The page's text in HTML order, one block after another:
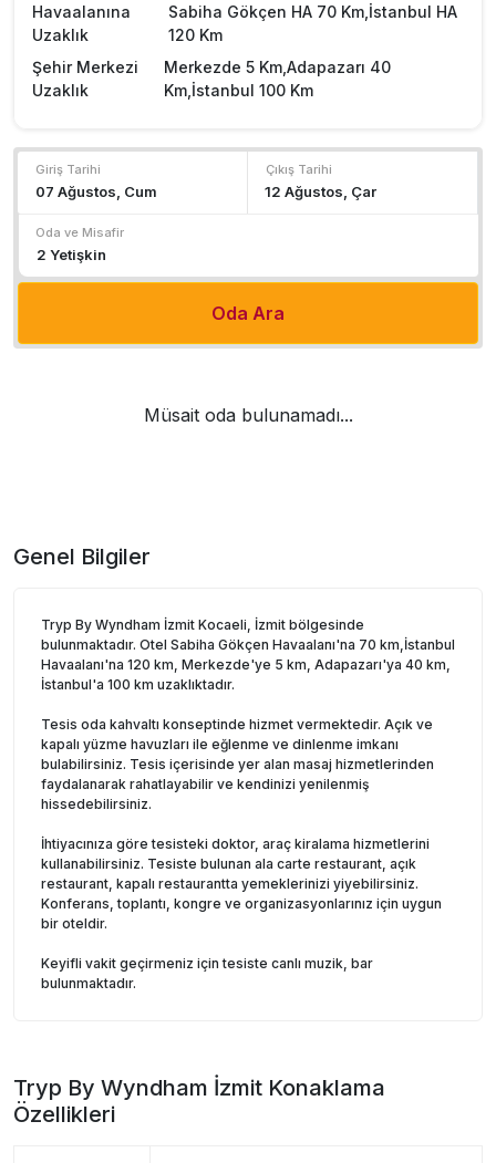
Havaalanına
Uzaklık
Sabiha Gökçen HA 70 Km,İstanbul HA
120 Km
Şehir Merkezi
Uzaklık
Merkezde 5 Km,Adapazarı 40
Km,İstanbul 100 Km
Giriş Tarihi Çıkış Tarihi
Oda ve Misafir
Oda Ara
Müsait oda bulunamadı...
Genel Bilgiler
Tryp By Wyndham İzmit Kocaeli, İzmit bölgesinde
bulunmaktadır. Otel Sabiha Gökçen Havaalanı'na 70 km,İstanbul
Havaalanı'na 120 km, Merkezde'ye 5 km, Adapazarı'ya 40 km,
İstanbul'a 100 km uzaklıktadır.
Tesis oda kahvaltı konseptinde hizmet vermektedir. Açık ve
kapalı yüzme havuzları ile eğlenme ve dinlenme imkanı
bulabilirsiniz. Tesis içerisinde yer alan masaj hizmetlerinden
faydalanarak rahatlayabilir ve kendinizi yenilenmiş
hissedebilirsiniz.
İhtiyacınıza göre tesisteki doktor, araç kiralama hizmetlerini
kullanabilirsiniz. Tesiste bulunan ala carte restaurant, açık
restaurant, kapalı restaurantta yemeklerinizi yiyebilirsiniz.
Konferans, toplantı, kongre ve organizasyonlarınız için uygun
bir oteldir.
Keyifli vakit geçirmeniz için tesiste canlı muzik, bar
bulunmaktadır.
Tryp By Wyndham İzmit Konaklama
Özellikleri